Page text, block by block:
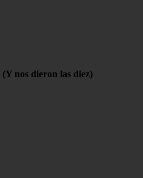
(Y nos dieron las diez)